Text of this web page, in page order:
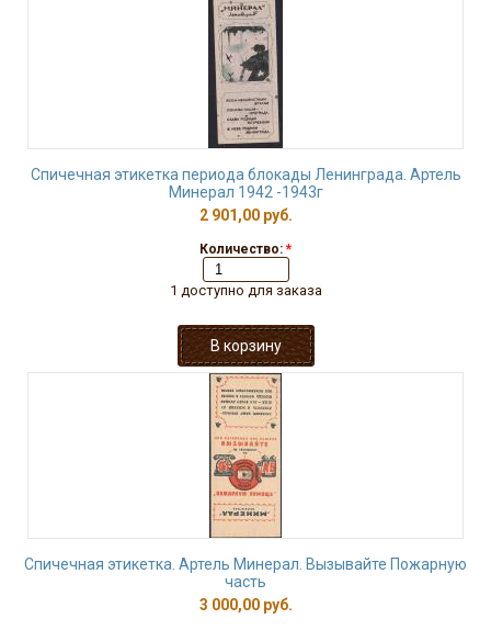
Спичечная этикетка периода блокады Ленинграда. Артель
Минерал 1942 -1943г
2 901,00 руб.
Количество: *
1 доступно для заказа
Спичечная этикетка. Артель Минерал. Вызывайте Пожарную
часть
3 000,00 руб.